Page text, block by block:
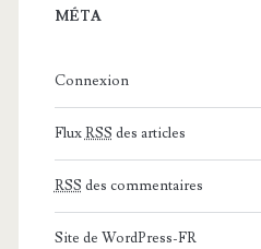
MÉTA
Connexion
FluxRSS des articles
RSS des commentaires
Site de WordPress-FR